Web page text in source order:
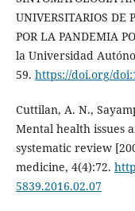
UNIVERSITARIOS DE
POR LA PANDEMIA
la Universidad
59. https://doi.org/
Cuttilan, A. N.,
Mental health issues
systematic review
medicine, 4(4):72.
5839.2016.02.07